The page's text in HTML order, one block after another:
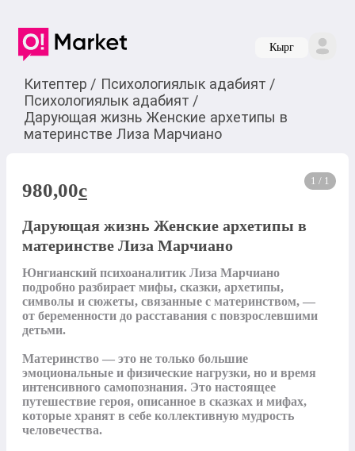
Кырг
Китептер / Психологиялык адабият /
Психологиялык адабият /
Дарующая жизнь Женские архетипы в
материнстве Лиза Марчиано
1 / 1
980,00c
Дарующая жизнь Женские архетипы в
материнстве Лиза Марчиано
Юнгианский психоаналитик Лиза Марчиано
подробно разбирает мифы, сказки, архетипы,
символы и сюжеты, связанные с материнством, —
от беременности до расставания с повзрослевшими
детьми.
Материнство — это не только большие
эмоциональные и физические нагрузки, но и время
интенсивного самопознания. Это настоящее
путешествие героя, описанное в сказках и мифах,
которые хранят в себе коллективную мудрость
человечества.